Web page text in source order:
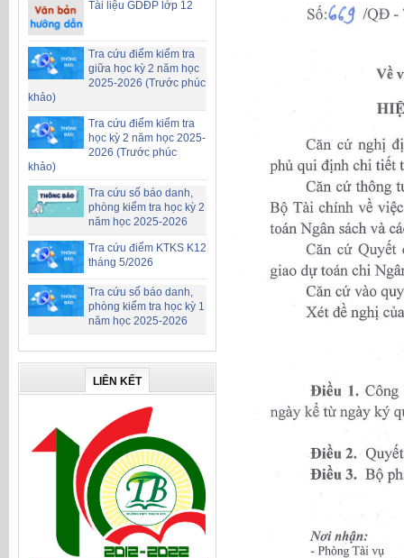
Tài liệu GDĐP lớp 12
Tra cứu điểm kiểm tra
giữa học kỳ 2 năm học
2025-2026 (Trước phúc
khảo)
Tra cứu điểm kiểm tra
học kỳ 2 năm học 2025-
2026 (Trước phúc
khảo)
Tra cứu số báo danh,
phòng kiểm tra học kỳ 2
năm học 2025-2026
Tra cứu điểm KTKS K12
tháng 5/2026
Tra cứu số báo danh,
phòng kiểm tra học kỳ 1
năm học 2025-2026
LIÊN KẾT